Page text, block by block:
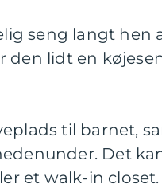
seng langt hen
den lidt en
til barnet,
Det
et walk-in closet.